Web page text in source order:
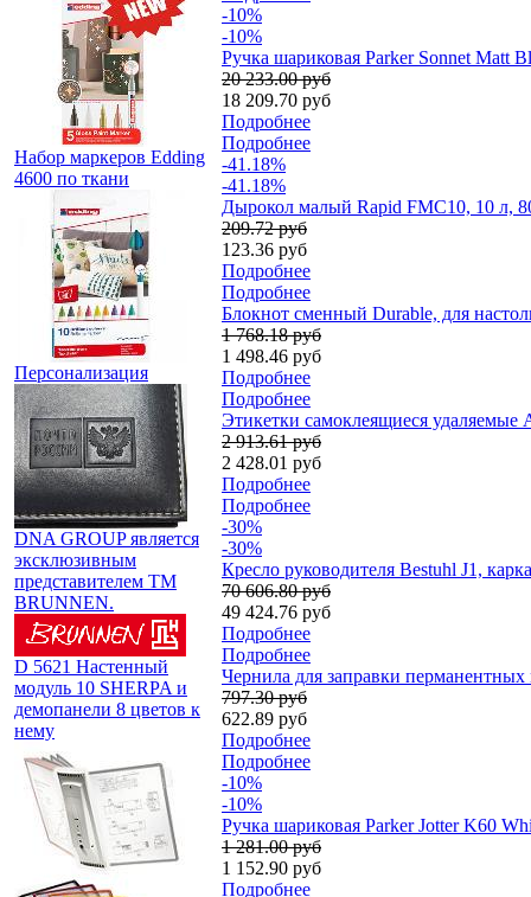
Набор маркеров Edding
4600 по ткани
Персонализация
DNA GROUP является
эксклюзивным
представителем TM
BRUNNEN.
D 5621 Настенный
модуль 10 SHERPA и
демопанели 8 цветов к
нему
-10%
-10%
Ручка шариковая Parker Sonnet Matt
20 233.00 руб
18 209.70 руб
Подробнее
Подробнее
-41.18%
-41.18%
Дырокол малый Rapid FMC10, 10 л,
209.72 руб
123.36 руб
Подробнее
Подробнее
Блокнот сменный Durable, для
1 768.18 руб
1 498.46 руб
Подробнее
Подробнее
Этикетки самоклеящиеся
2 913.61 руб
2 428.01 руб
Подробнее
Подробнее
-30%
-30%
Кресло руководителя Bestuhl J1,
70 606.80 руб
49 424.76 руб
Подробнее
Подробнее
Чернила для заправки
797.30 руб
622.89 руб
Подробнее
Подробнее
-10%
-10%
Ручка шариковая Parker Jotter K60
1 281.00 руб
1 152.90 руб
Подробнее